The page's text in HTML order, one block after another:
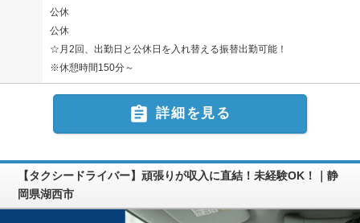
公休
公休
☆月2回、出勤日と公休日を入れ替える振替出勤可能！
※休憩時間150分～
 詳細を見る
【タクシードライバー】頑張りが収入に直結！未経験OK！｜静
岡県湖西市